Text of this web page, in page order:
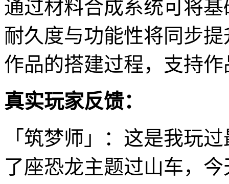
通过材料合成系统可将
耐久度与功能性将同步
作品的搭建过程，支持
真实玩家反馈：
「筑梦师」：这是我玩
了座恐龙主题过山车，